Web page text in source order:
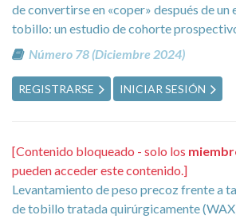
de convertirse en «coper» después de un
tobillo: un estudio de cohorte
Número 78 (Diciembre 2024)
REGISTRARSE INICIAR SESIÓN
[Contenido bloqueado - solo los
pueden acceder este contenido.]
Levantamiento de peso precoz frente a
de tobillo tratada quirúrgicamente